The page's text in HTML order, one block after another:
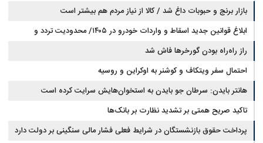
بازار برنج و حبوبات داغ شد / کالا از نیاز مردم هم بیشتر است
ابلاغ قوانین جدید اسقاط و واردات خودرو در ۱۴۰۵/ محدودیت تردد و
سوخت‌رسانی به فرسوده‌ها
راز راه‌راه بودن گورخرها فاش شد
احتمال سفر ویتکاف و کوشنر به اوکراین و روسیه
هانتر بایدن: سرطان جو بایدن به استخوان‌هایش سرایت کرده است
تاکید صریح همتی بر تشدید نظارت بر بانک‌ها
پرداخت حقوق بازنشستگان در شرایط فعلی فشار مالی سنگینی بر دولت دارد